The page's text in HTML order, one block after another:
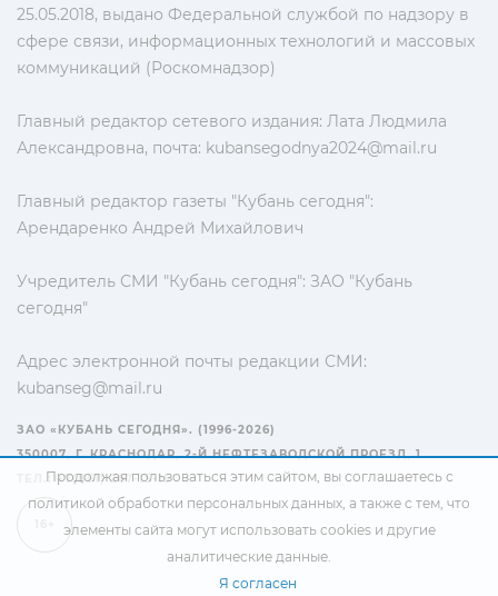
25.05.2018, выдано Федеральной службой по надзору в
сфере связи, информационных технологий и массовых
коммуникаций (Роскомнадзор)
Главный редактор сетевого издания: Лата Людмила
Александровна, почта: kubansegodnya2024@mail.ru
Главный редактор газеты "Кубань сегодня":
Арендаренко Андрей Михайлович
Учредитель СМИ "Кубань сегодня": ЗАО "Кубань
сегодня"
Адрес электронной почты редакции СМИ:
kubanseg@mail.ru
ЗАО «КУБАНЬ СЕГОДНЯ». (1996-2026)
350007, Г. КРАСНОДАР, 2-Й НЕФТЕЗАВОДСКОЙ ПРОЕЗД, 1
ТЕЛ.: +7(861) 267-15-15
Продолжая пользоваться этим сайтом, вы соглашаетесь с
политикой обработки персональных данных, а также с тем, что
элементы сайта могут использовать cookies и другие
аналитические данные.
Я согласен